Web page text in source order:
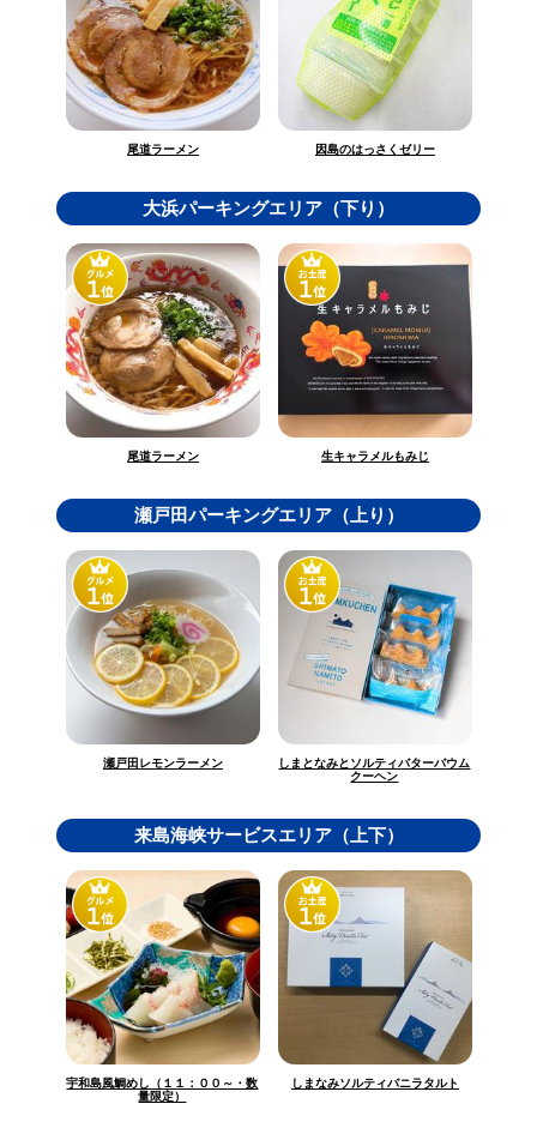
尾道ラーメン 因島のはっさくゼリー
大浜パーキングエリア（下り）
尾道ラーメン 生キャラメルもみじ
瀬戸田パーキングエリア（上り）
瀬戸田レモンラーメン しまとなみとソルティバターバウム
クーヘン
来島海峡サービスエリア（上下）
宇和島風鯛めし（１１：００～・数
量限定）
しまなみソルティバニラタルト